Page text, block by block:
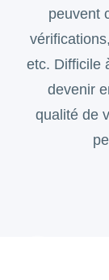
peuvent
etc. Difficile
devenir
qualité de